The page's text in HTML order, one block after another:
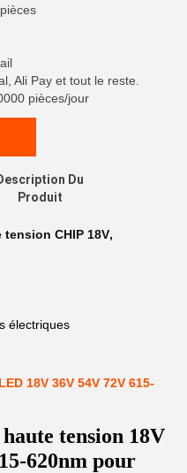
Ali Pay et tout le reste.
pièces/jour
Du
Produit
tension CHIP 18V,
électriques
18V 36V 54V 72V 615-
tension 18V
620nm pour